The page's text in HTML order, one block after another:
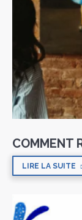
COMMENT
LIRE LA SUITE